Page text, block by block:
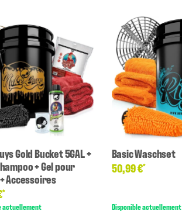
Gold Bucket 5GAL +
+ Gel pour
Accessoires
*
actuellement
Basic Waschset
50,99 €*
Disponible actuellement